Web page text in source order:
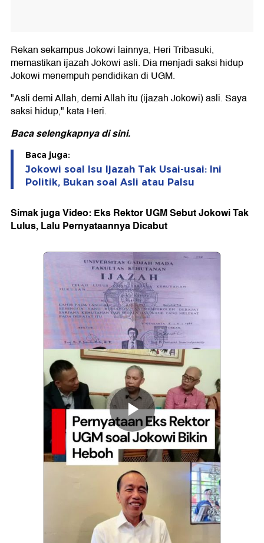
Rekan sekampus Jokowi lainnya, Heri Tribasuki,
memastikan ijazah Jokowi asli. Dia menjadi saksi hidup
Jokowi menempuh pendidikan di UGM.
"Asli demi Allah, demi Allah itu (ijazah Jokowi) asli. Saya
saksi hidup," kata Heri.
Baca selengkapnya disini.
Baca juga:
Jokowi soal Isu Ijazah Tak Usai-usai: Ini
Politik, Bukan soal Asli atau Palsu
Simak juga Video: Eks Rektor UGM Sebut Jokowi Tak
Lulus, Lalu Pernyataannya Dicabut